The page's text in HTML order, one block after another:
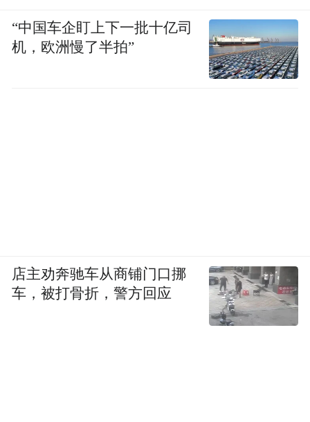
“中国车企盯上下一批十亿司
机，欧洲慢了半拍”
店主劝奔驰车从商铺门口挪
车，被打骨折，警方回应